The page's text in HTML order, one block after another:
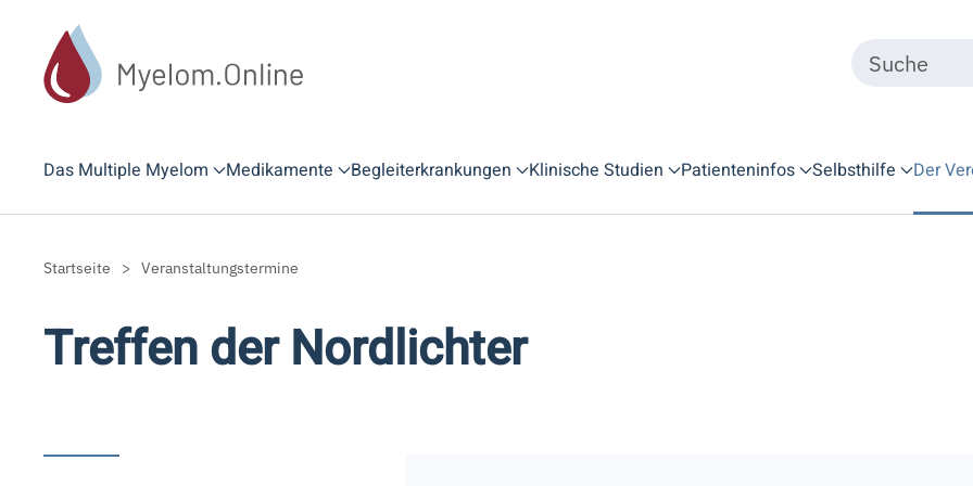
Zum Hauptinhalt springen
Das Multiple Myelom Medikamente Begleiterkrankungen Klinische Studien Patienteninfos Selbsthilfe Der
Startseite Veranstaltungstermine
Treffen der Nordlichter